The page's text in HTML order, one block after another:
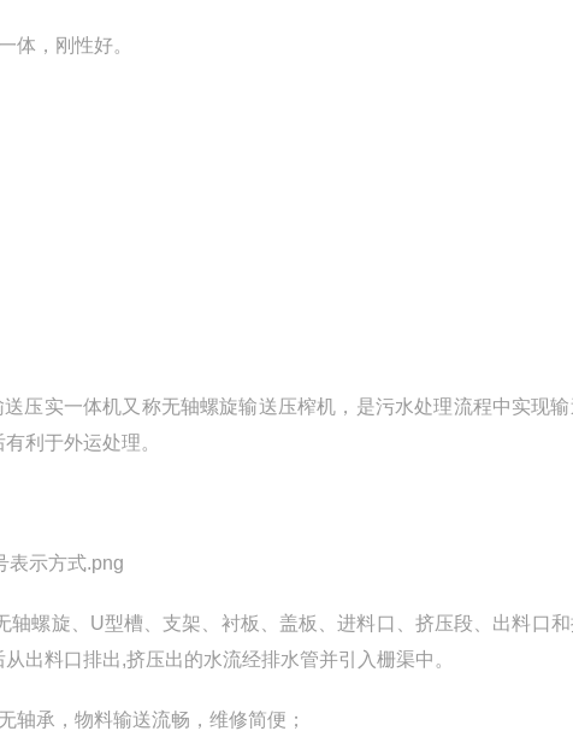
体，刚性好。
压实一体机又称无轴螺旋输送压榨机，是污水处理流程中实现
利于外运处理。
螺旋、U型槽、支架、衬板、盖板、进料口、挤压段、出料口
出料口排出,挤压出的水流经排水管并引入栅渠中。
轴承，物料输送流畅，维修简便；